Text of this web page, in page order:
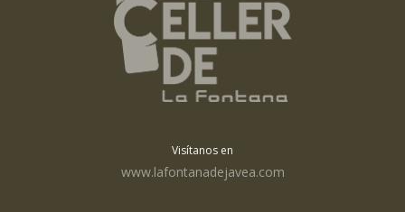
Visítanos en
www.lafontanadejavea.com